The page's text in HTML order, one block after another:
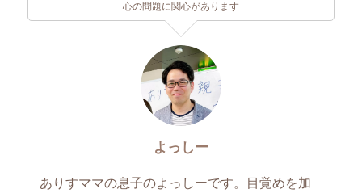
心の問題に関心があります
よっしー
ありすママの息子のよっしーです。目覚めを加